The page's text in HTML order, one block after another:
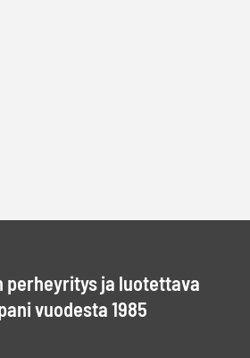
perheyritys ja luotettava
vuodesta 1985